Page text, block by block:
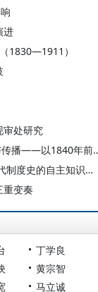
进
1830—1911）
审处研究
屠含章：“鸦片战争”(Opium
龙登高 马帅：制度适配与国家治理——基于清代制度史的自主知识体系构建
重变奏
丁学良
黄宗智
马立诚